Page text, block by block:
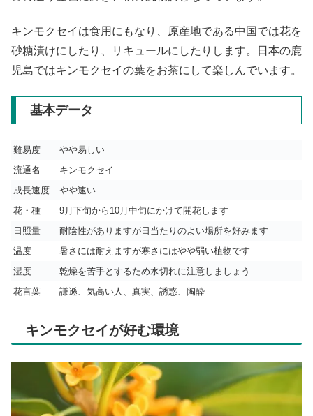
キンモクセイは食用にもなり、原産地である中国では花を
砂糖漬けにしたり、リキュールにしたりします。日本の鹿
児島ではキンモクセイの葉をお茶にして楽しんでいます。
基本データ
難易度
やや易しい
流通名
キンモクセイ
成長速度
やや速い
花・種
9月下旬から10月中旬にかけて開花します
日照量
耐陰性がありますが日当たりのよい場所を好みます
温度
暑さには耐えますが寒さにはやや弱い植物です
湿度
乾燥を苦手とするため水切れに注意しましょう
花言葉
謙遜、気高い人、真実、誘惑、陶酔
キンモクセイが好む環境